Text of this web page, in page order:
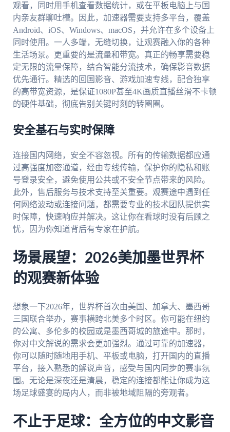
观看，同时用手机查看数据统计，或在平板电脑上与国
内亲友群聊吐槽。因此，加速器需要支持多平台，覆盖
Android、iOS、Windows、macOS，并允许在多个设备上
同时使用。一人多端，无缝切换，让观赛融入你的各种
生活场景。更重要的是流量和带宽。真正的畅享需要稳
定无限的流量保障，结合智能分流技术，确保影音数据
优先通行。精选的回国影音、游戏加速专线，配合独享
的高带宽资源，是保证1080P甚至4K画质直播丝滑不卡顿
的硬件基础，彻底告别关键时刻的转圈圈。
安全基石与实时保障
连接国内网络，安全不容忽视。所有的传输数据都应通
过高强度加密通道，经由专线传输，保护你的隐私和账
号登录安全，避免使用公共或不安全节点带来的风险。
此外，售后服务与技术支持至关重要。观赛途中遇到任
何网络波动或连接问题，都需要专业的技术团队提供实
时保障，快速响应并解决。这让你在看球时没有后顾之
忧，因为你知道背后有专家在护航。
场景展望：2026美加墨世界杯
的观赛新体验
想象一下2026年，世界杯首次由美国、加拿大、墨西哥
三国联合举办，赛事横跨北美多个时区。你可能在纽约
的公寓、多伦多的校园或是墨西哥城的旅途中。那时，
你对中文解说的需求会更加强烈。通过可靠的加速器，
你可以随时随地用手机、平板或电脑，打开国内的直播
平台，接入熟悉的解说声音，感受与国内同步的赛事氛
围。无论是深夜还是清晨，稳定的连接都能让你成为这
场足球盛宴的局内人，而非被地域阻隔的旁观者。
不止于足球：全方位的中文影音